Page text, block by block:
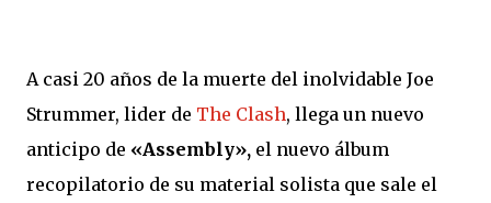
A casi 20 años de la muerte del inolvidable Joe
Strummer, lider de The Clash, llega un nuevo
anticipo de «Assembly», el nuevo álbum
recopilatorio de su material solista que sale el